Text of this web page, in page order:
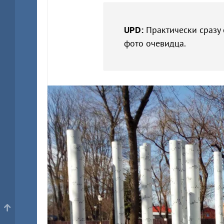
UPD: Практически
фото очевидца.